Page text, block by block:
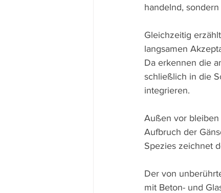
handelnd,
Gleichzeitig
langsamen
Da erkennen die
schließlich in die
integrieren.
Außen vor
Aufbruch der
Spezies zeichnet
Der von
mit Beton- und